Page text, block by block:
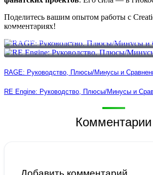
Поделитесь вашим опытом работы с
комментариях!
RAGE: Руководство, Плюсы/Минусы и
RE Engine: Руководство, Плюсы/Минусы и
RAGE: Руководство, Плюсы/Минусы и
RE Engine: Руководство, Плюсы/Минусы и
Комментарии